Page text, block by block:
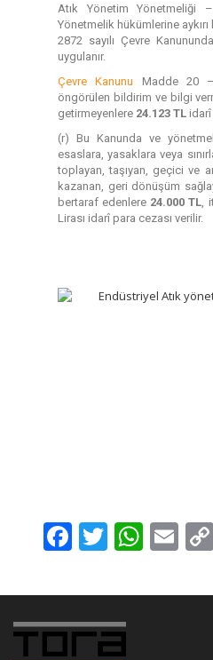
Atık Yönetim
Yönetmelik hükümlerine
2872 sayılı Çevre
uygulanır.
Çevre Kanunu Madde 20
öngörülen bildirim ve bilgi
getirmeyenlere 24.123 TL idarî
(r) Bu Kanunda ve
esaslara, yasaklara veya
toplayan, taşıyan, geçici ve
kazanan, geri dönüşüm
bertaraf edenlere 24.000 TL
Lirası idarî para cezası verilir.
Facebook
Twitter